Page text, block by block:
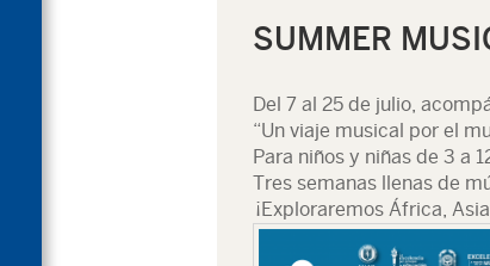
SUMMER
Del 7 al 25 de julio,
“Un viaje musical por el
Para niños y niñas de 3 a
Tres semanas llenas de
¡Exploraremos África,